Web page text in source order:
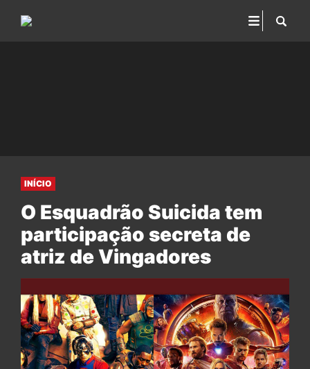
INÍCIO
O Esquadrão Suicida tem
participação secreta de
atriz de Vingadores